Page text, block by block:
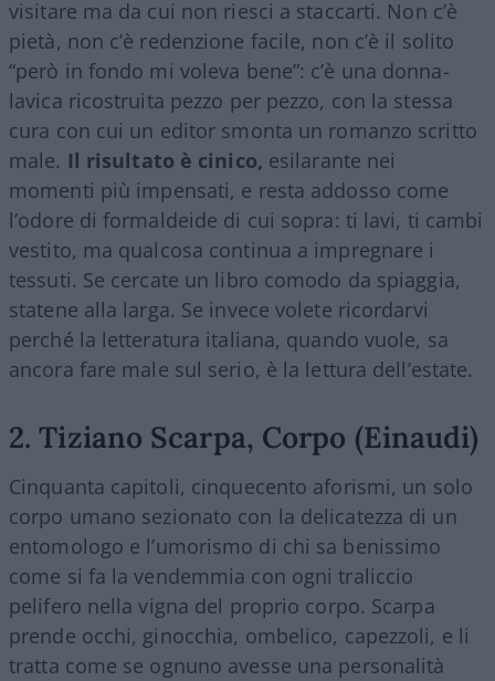
visitare ma da cui non riesci a staccarti. Non c’è
pietà, non c’è redenzione facile, non c’è il solito
“però in fondo mi voleva bene”: c’è una donna-
lavica ricostruita pezzo per pezzo, con la stessa
cura con cui un editor smonta un romanzo scritto
male. Il risultato è cinico, esilarante nei
momenti più impensati, e resta addosso come
l’odore di formaldeide di cui sopra: ti lavi, ti cambi
vestito, ma qualcosa continua a impregnare i
tessuti. Se cercate un libro comodo da spiaggia,
statene alla larga. Se invece volete ricordarvi
perché la letteratura italiana, quando vuole, sa
ancora fare male sul serio, è la lettura dell’estate.
2. Tiziano Scarpa, Corpo (Einaudi)
Cinquanta capitoli, cinquecento aforismi, un solo
corpo umano sezionato con la delicatezza di un
entomologo e l’umorismo di chi sa benissimo
come si fa la vendemmia con ogni traliccio
pelifero nella vigna del proprio corpo. Scarpa
prende occhi, ginocchia, ombelico, capezzoli, e li
tratta come se ognuno avesse una personalità